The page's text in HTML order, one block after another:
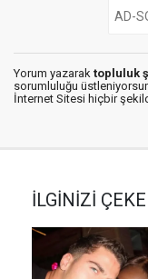
Yorum yazarak topluluk
sorumluluğu
İnternet Sitesi hiçbir